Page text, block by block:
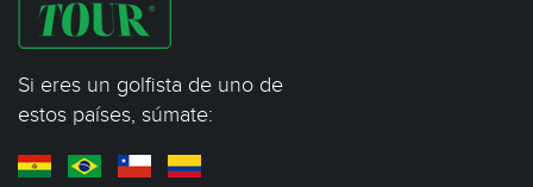
Si eres un golfista de uno de
estos países, súmate: